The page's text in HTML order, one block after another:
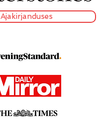
Ajakirjanduses